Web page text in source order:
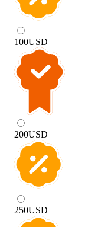
100USD
200USD
250USD